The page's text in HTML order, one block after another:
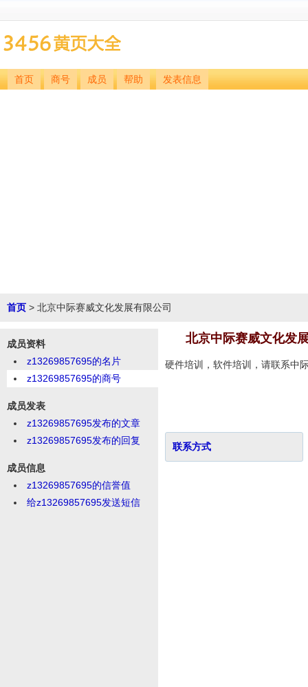
首页 商号 成员 帮助 发表信息
首页 > 北京中际赛威文化发展有限公司
成员资料
z13269857695的名片
z13269857695的商号
成员发表
z13269857695发布的文章
z13269857695发布的回复
成员信息
z13269857695的信誉值
给z13269857695发送短信
北京中际赛威文化发
硬件培训，软件培训，请联系中
联系方式